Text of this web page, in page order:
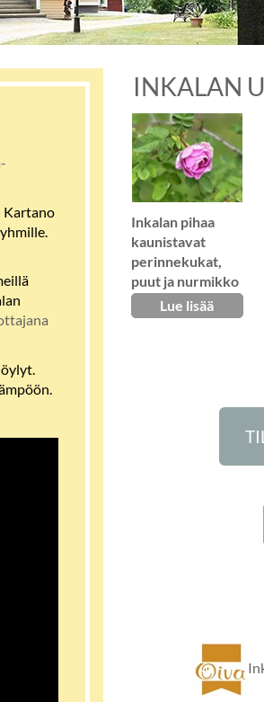
Kartano
INKALAN
Inkalan pihaa
kaunistavat
perinnekukat,
puut ja nurmikko
Lue lisää